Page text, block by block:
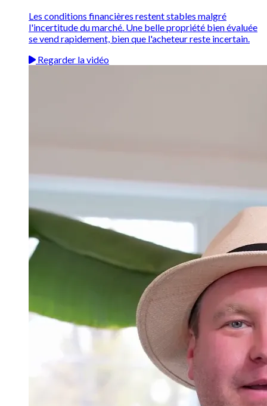
Les conditions financières restent stables malgré
l'incertitude du marché. Une belle propriété bien évaluée
se vend rapidement, bien que l'acheteur reste incertain.
Regarder la vidéo